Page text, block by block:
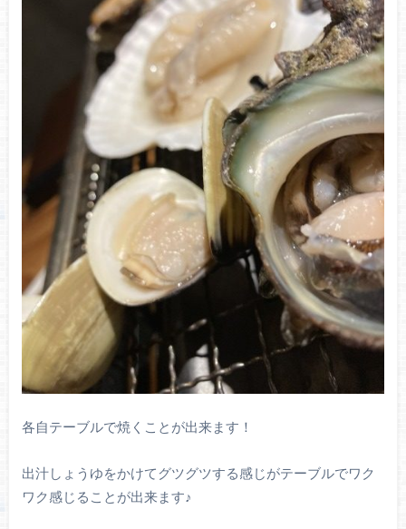
各自テーブルで焼くことが出来ます！
出汁しょうゆをかけてグツグツする感じがテーブルでワク
ワク感じることが出来ます♪